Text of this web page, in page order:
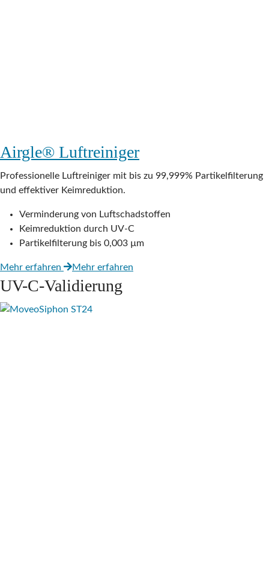
Airgle® Luftreiniger
Professionelle Luftreiniger mit bis zu 99,999% Partikelfilterung
und effektiver Keimreduktion.
Verminderung von Luftschadstoffen
Keimreduktion durch UV-C
Partikelfilterung bis 0,003 µm
Mehr erfahren Mehr erfahren
UV-C-Validierung